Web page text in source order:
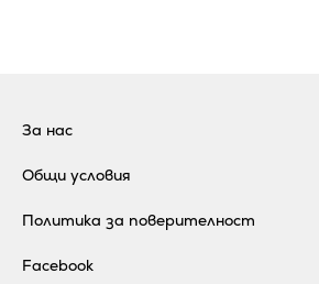
За нас
Общи условия
Политика за поверителност
Facebook